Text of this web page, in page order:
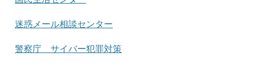
迷惑メール相談センター
警察庁 サイバー犯罪対策